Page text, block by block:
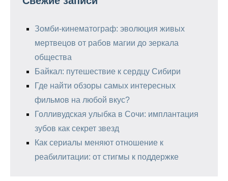
Зомби-кинематограф: эволюция живых
мертвецов от рабов магии до зеркала
общества
Байкал: путешествие к сердцу Сибири
Где найти обзоры самых интересных
фильмов на любой вкус?
Голливудская улыбка в Сочи: имплантация
зубов как секрет звезд
Как сериалы меняют отношение к
реабилитации: от стигмы к поддержке